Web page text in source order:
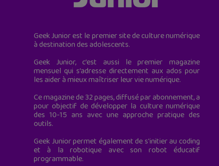
Geek Junior est le premier site de culture numérique
à destination des adolescents.
Geek Junior, c’est aussi le premier magazine
mensuel qui s’adresse directement aux ados pour
les aider à mieux maîtriser leur vie numérique.
Ce magazine de 32 pages, diffusé par abonnement, a
pour objectif de développer la culture numérique
des 10-15 ans avec une approche pratique des
outils.
Geek Junior permet également de s'initier au coding
et à la robotique avec son robot éducatif
programmable.